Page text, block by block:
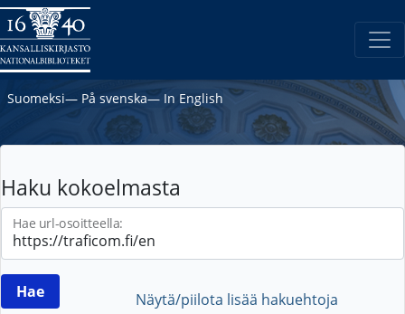
Suomeksi― På svenska― In English
Haku kokoelmasta
Hae url-osoitteella:
Näytä/piilota lisää hakuehtoja